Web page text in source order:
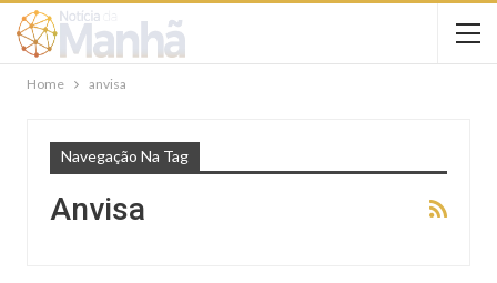
Home anvisa
Navegação Na Tag
Anvisa